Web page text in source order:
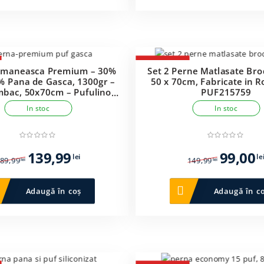
Premium – 30%
Pana de Gasca, 1300gr –
50x70cm – Pufulino –
PUF205440
In stoc
lei
Prețul
inițial
a
fost:
139,99leiPrețul
este:
139,99 lei.
Adaugă în coș
-34%
Set 2 Perne Matlasate
50 x 70cm, Fabricate in
PUF215759
In stoc
149,99lei
Prețul
inițial
a
fost:
99,00lei
Adaugă în